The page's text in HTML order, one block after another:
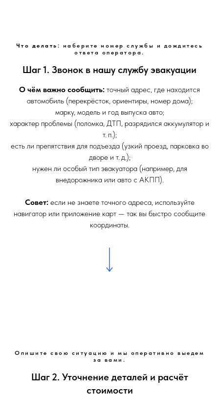
Что делать:
наберите номер службы и дождитесь
ответа оператора.
Шаг 1. Звонок в нашу службу эвакуации
О чём важно сообщить: точный адрес, где находится
автомобиль (перекрёсток, ориентиры, номер дома);
марку, модель и год выпуска авто;
характер проблемы (поломка, ДТП, разрядился аккумулятор и
т. п.);
есть ли препятствия для подъезда (узкий проезд, парковка во
дворе и т. д.);
нужен ли особый тип эвакуатора (например, для
внедорожника или авто с АКПП).
Совет:если не знаете точного адреса, используйте
навигатор или приложение карт — так вы быстро сообщите
координаты.
Опишите свою ситуацию и мы оперативно выедем
за вами.
Шаг 2. Уточнение деталей и расчёт
стоимости